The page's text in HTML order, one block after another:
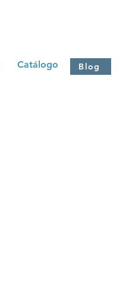
Catálogo Blog